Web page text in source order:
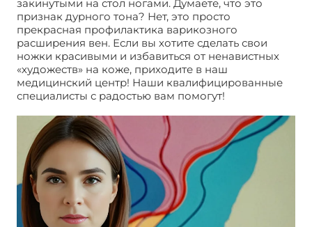
закинутыми на стол ногами. Думаете, что это
признак дурного тона? Нет, это просто
прекрасная профилактика варикозного
расширения вен. Если вы хотите сделать свои
ножки красивыми и избавиться от ненавистных
«художеств» на коже, приходите в наш
медицинский центр! Наши квалифицированные
специалисты с радостью вам помогут!